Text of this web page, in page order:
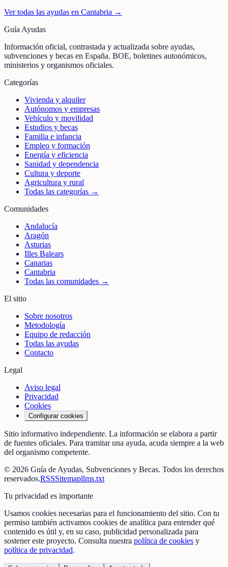
Ver todas las ayudas en Cantabria →
Guía Ayudas
Información oficial, contrastada y actualizada sobre ayudas,
subvenciones y becas en España. BOE, boletines autonómicos,
ministerios y organismos oficiales.
Categorías
Vivienda y alquiler
Autónomos y empresas
Vehículo y movilidad
Estudios y becas
Familia e infancia
Empleo y formación
Energía y eficiencia
Sanidad y dependencia
Cultura y deporte
Agricultura y rural
Todas las categorías →
Comunidades
Andalucía
Aragón
Asturias
Illes Balears
Canarias
Cantabria
Todas las comunidades →
El sitio
Sobre nosotros
Metodología
Equipo de redacción
Todas las ayudas
Contacto
Legal
Aviso legal
Privacidad
Cookies
Configurar cookies
Sitio informativo independiente. La información se elabora a partir
de fuentes oficiales. Para tramitar una ayuda, acuda siempre a la web
del organismo competente.
© 2026 Guía de Ayudas, Subvenciones y Becas. Todos los derechos
reservados.RSSSitemapllms.txt
Tu privacidad es importante
Usamos cookies necesarias para el funcionamiento del sitio. Con tu
permiso también activamos cookies de analítica para entender qué
contenido es útil y, en su caso, publicidad personalizada para
sostener este proyecto. Consulta nuestra política de cookies y
política de privacidad.